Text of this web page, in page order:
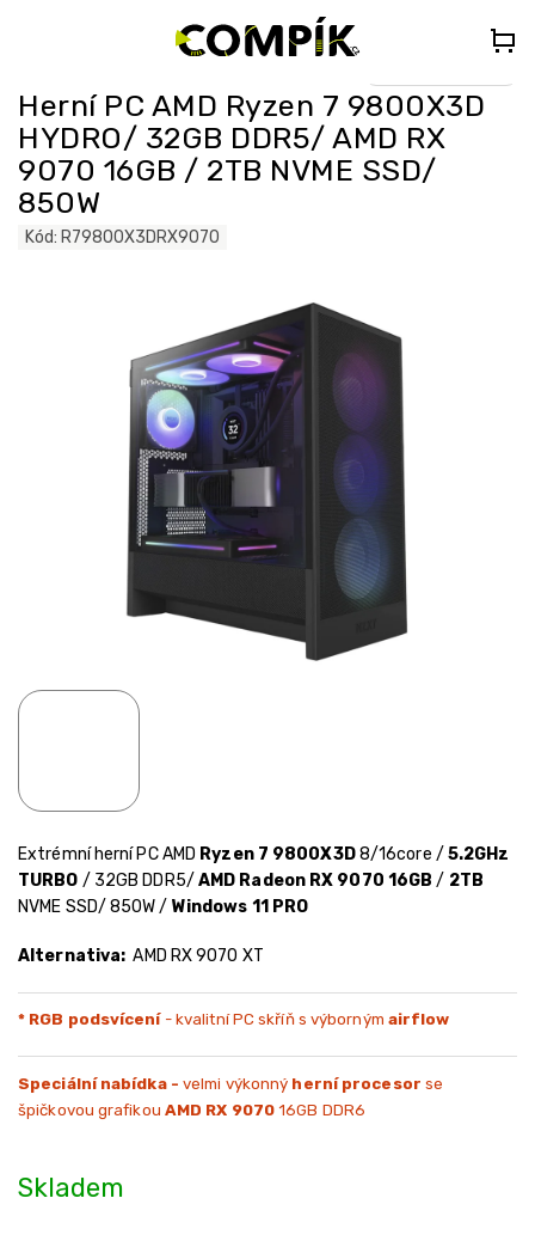
– Vyberte si Kingdom Come:
Deliverance II nebo Forza Horizon 5 (do poznámky uveďte „KCDII“
nebo „FORZA5“)
Herní PC AMD Ryzen 7 9800X3D
HYDRO/ 32GB DDR5/ AMD RX
9070 16GB / 2TB NVME SSD/
850W
Kód: R79800X3DRX9070
Skladem
Extrémní herní PC AMD Ryzen 7 9800X3D8/16core / 5.2GHz
TURBO / 32GB DDR5/ AMD Radeon RX 9070 16GB / 2TB
NVME SSD/ 850W / Windows 11 PRO
Alternativa:AMD RX 9070 XT
* RGB podsvícení- kvalitní PC skříň s výborným airflow
Speciální nabídka - velmi výkonný herní procesor se
špičkovou grafikou AMD RX 9070 16GB DDR6